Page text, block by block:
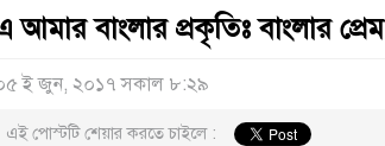
আমার বাংলার প্রকৃতিঃ বাংলার প্রেম
ই জুন, ২০১৭ সকাল ৮:২৯
এই পোস্টটি শেয়ার করতে চাইলে :